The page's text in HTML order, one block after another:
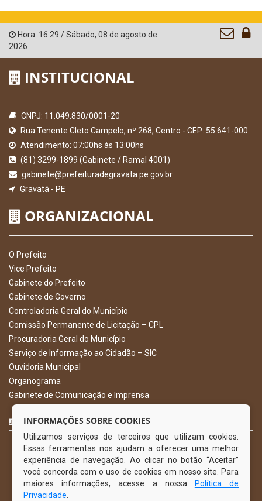
Hora: 16:29 /Sábado, 08 de agosto de
2026
INSTITUCIONAL
CNPJ: 11.049.830/0001-20
Rua Tenente Cleto Campelo, nº 268, Centro - CEP: 55.641-000
Atendimento: 07:00hs às 13:00hs
(81) 3299-1899 (Gabinete / Ramal 4001)
gabinete@prefeituradegravata.pe.gov.br
Gravatá - PE
ORGANIZACIONAL
O Prefeito
Vice Prefeito
Gabinete do Prefeito
Gabinete de Governo
Controladoria Geral do Município
Comissão Permanente de Licitação – CPL
Procuradoria Geral do Município
Serviço de Informação ao Cidadão – SIC
Ouvidoria Municipal
Organograma
Gabinete de Comunicação e Imprensa
CURTA NOSSA FAN PAGE
INFORMAÇÕES SOBRE COOKIES
Utilizamos serviços de terceiros que utilizam cookies.
Essas ferramentas nos ajudam a oferecer uma melhor
experiência de navegação. Ao clicar no botão “Aceitar”
você concorda com o uso de cookies em nosso site. Para
maiores informações, acesse a nossa
Política de
Privacidade